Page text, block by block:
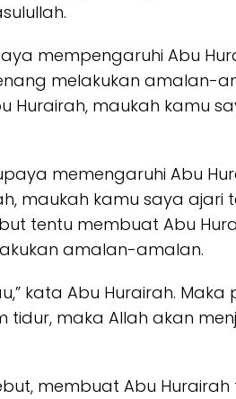
mempengaruhi Abu
melakukan amalan-
Hurairah, maukah kamu
memengaruhi Abu
maukah kamu saya ajari
tentu membuat Abu
amalan-amalan.
kata Abu Hurairah. Maka
tidur, maka Allah akan
membuat Abu Hurairah